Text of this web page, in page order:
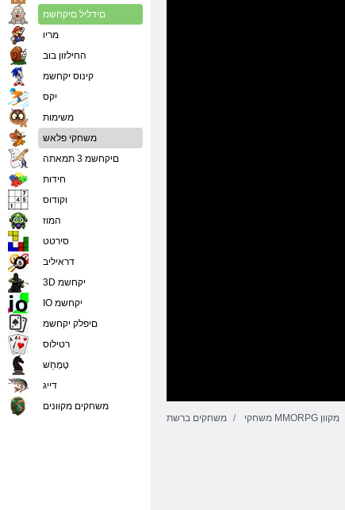
משחקים ברשת משחקי MMORPG מקוון
םידליל םיקחשמ
מריו
החילזון בוב
קינוס יקחשמ
יִקס
משימות
משחקי פלאש
םיקחשמ 3 תמאתה
חידות
וקודוס
המוז
סירטט
דראיליב
3D יקחשמ
IO יקחשמ
םיפלק יקחשמ
רטילוס
טָמְחַׁש
דייג
משחקים מקוונים